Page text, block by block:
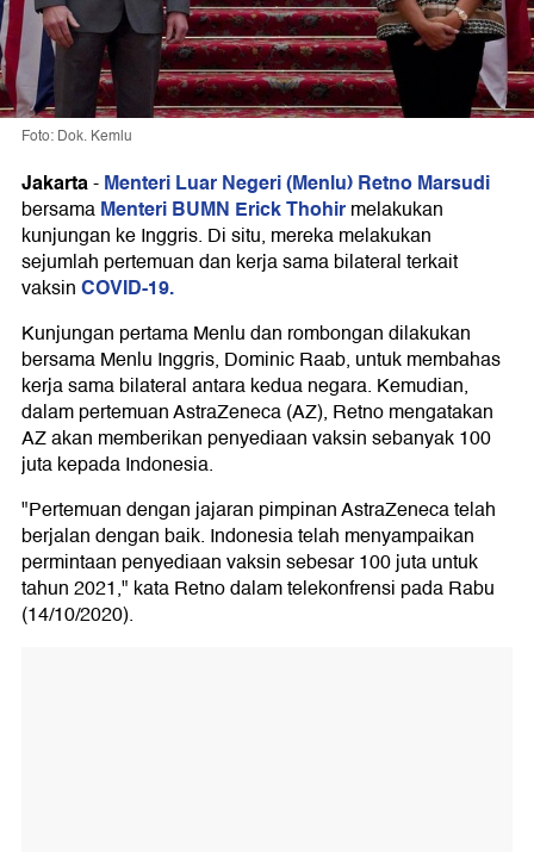
Foto: Dok. Kemlu
Jakarta-Menteri Luar Negeri (Menlu) Retno Marsudi
bersamaMenteri BUMN Erick Thohirmelakukan
kunjungan ke Inggris. Di situ, mereka melakukan
sejumlah pertemuan dan kerja sama bilateral terkait
vaksinCOVID-19.
Kunjungan pertama Menlu dan rombongan dilakukan
bersama Menlu Inggris, Dominic Raab, untuk membahas
kerja sama bilateral antara kedua negara. Kemudian,
dalam pertemuan AstraZeneca (AZ), Retno mengatakan
AZ akan memberikan penyediaan vaksin sebanyak 100
juta kepada Indonesia.
"Pertemuan dengan jajaran pimpinan AstraZeneca telah
berjalan dengan baik. Indonesia telah menyampaikan
permintaan penyediaan vaksin sebesar 100 juta untuk
tahun 2021," kata Retno dalam telekonfrensi pada Rabu
(14/10/2020).